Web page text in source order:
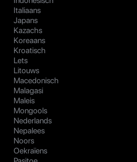
Italiaans
Japans
Kazachs
Koreaans
Kroatisch
Lets
Litouws
Macedonisch
Malagasi
Maleis
Mongools
Nederlands
Nepalees
Noors
Oekraïens